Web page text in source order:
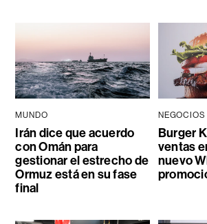
MUNDO
Irán dice que acuerdo
con Omán para
gestionar el estrecho de
Ormuz está en su fase
final
NEGOCIOS
Burger
ventas
nuevo